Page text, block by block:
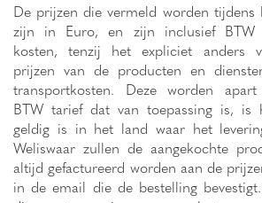
De prijzen die vermeld worden tijdens
zijn in Euro, en zijn inclusief BTW
kosten, tenzij het expliciet anders
prijzen van de producten en
transportkosten. Deze worden
BTW tarief dat van toepassing is, is
geldig is in het land waar het
Weliswaar zullen de aangekochte
altijd gefactureerd worden aan de
in de email die de bestelling